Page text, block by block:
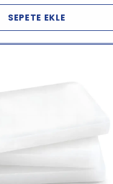
SEPETE EKLE